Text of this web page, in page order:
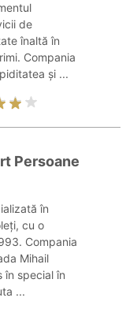
de
înaltă în
Compania
și ...
Persoane
în
cu o
Compania
Mihail
în special în
...